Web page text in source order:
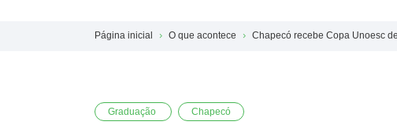
Página inicial O que acontece Chapecó recebe Copa Unoesc
Graduação Chapecó